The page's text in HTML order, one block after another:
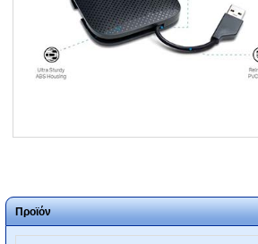
ΕΠΙΚΟΙΝΩΝΙΑ
Προϊόν